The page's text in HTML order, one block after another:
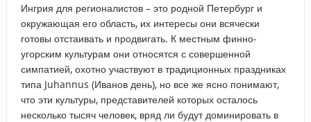
Ингрия для регионалистов – это родной Петербург и
окружающая его область, их интересы они всячески
готовы отстаивать и продвигать. К местным финно-
угорским культурам они относятся с совершенной
симпатией, охотно участвуют в традиционных праздниках
типа Juhannus (Иванов день), но все же ясно понимают,
что эти культуры, представителей которых осталось
несколько тысяч человек, вряд ли будут доминировать в